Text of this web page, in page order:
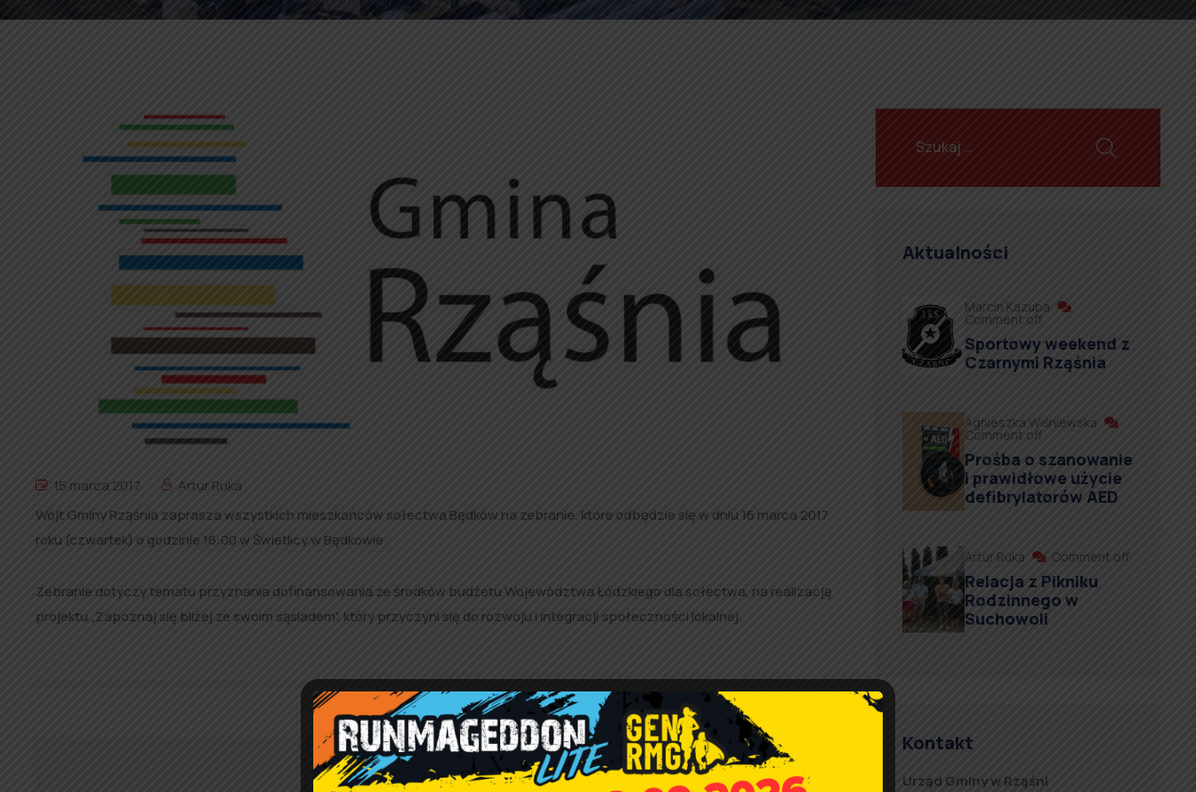
15 marca 2017
Artur Ruka
Wójt Gminy Rząśnia zaprasza wszystkich mieszkańców sołectwa Będków na zebranie, które odbędzie się w dniu 16 marca 2017
roku (czwartek) o godzinie 16:00 w Świetlicy w Będkowie.
Zebranie dotyczy tematu przyznania dofinansowania ze środków budżetu Województwa Łódzkiego dla sołectwa, na realizację
projektu „Zapoznaj się bliżej ze swoim sąsiadem”, który przyczyni się do rozwoju i integracji społeczności lokalnej.
Aktualności
Marcin Kazuba
Comment off
Sportowy weekend z
Czarnymi Rząśnia
Agnieszka Wiśniewska
Comment off
Prośba o szanowanie
i prawidłowe użycie
defibrylatorów AED
Artur Ruka Comment off
Relacja z Pikniku
Rodzinnego w
Suchowoli
Kontakt
Urząd Gminy w Rząśni